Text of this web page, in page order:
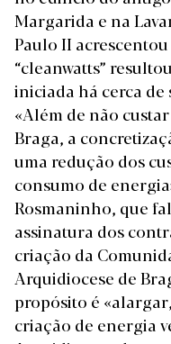
Margarida e na
Paulo II
“cleanwatts”
iniciada há cerca de
«Além de não
Braga, a
uma redução dos
consumo de
Rosmaninho, que
assinatura dos
criação da
Arquidiocese de
propósito é
criação de energia